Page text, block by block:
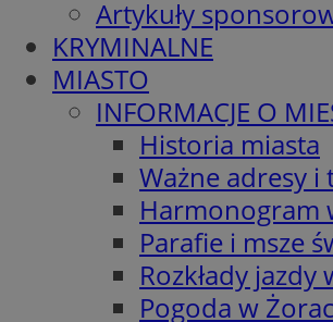
Artykuły
KRYMINALNE
MIASTO
INFORMACJE O
Historia miasta
Ważne adresy i
Harmonogram
Parafie i msze
Rozkłady jazdy
Pogoda w